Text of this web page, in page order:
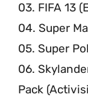
03. FIFA 13
04. Super
05. Super
06.
Pack